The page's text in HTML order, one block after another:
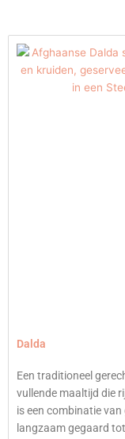
Dalda
Een traditioneel
vullende maaltijd die
is een combinatie
langzaam gegaard